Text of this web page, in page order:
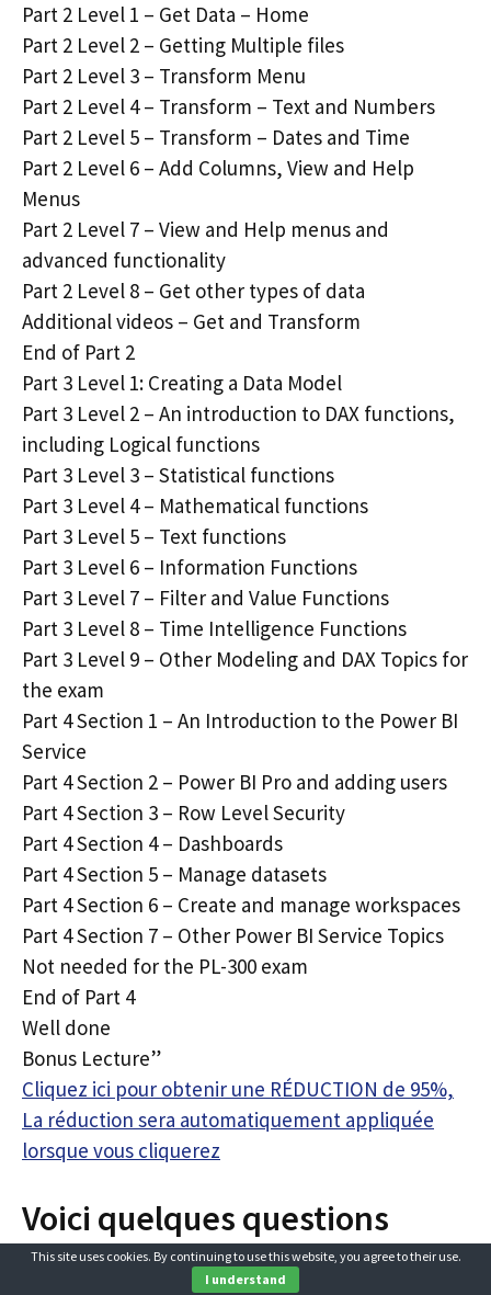
Part 2 Level 1 – Get Data – Home
Part 2 Level 2 – Getting Multiple files
Part 2 Level 3 – Transform Menu
Part 2 Level 4 – Transform – Text and Numbers
Part 2 Level 5 – Transform – Dates and Time
Part 2 Level 6 – Add Columns, View and Help
Menus
Part 2 Level 7 – View and Help menus and
advanced functionality
Part 2 Level 8 – Get other types of data
Additional videos – Get and Transform
End of Part 2
Part 3 Level 1: Creating a Data Model
Part 3 Level 2 – An introduction to DAX functions,
including Logical functions
Part 3 Level 3 – Statistical functions
Part 3 Level 4 – Mathematical functions
Part 3 Level 5 – Text functions
Part 3 Level 6 – Information Functions
Part 3 Level 7 – Filter and Value Functions
Part 3 Level 8 – Time Intelligence Functions
Part 3 Level 9 – Other Modeling and DAX Topics for
the exam
Part 4 Section 1 – An Introduction to the Power BI
Service
Part 4 Section 2 – Power BI Pro and adding users
Part 4 Section 3 – Row Level Security
Part 4 Section 4 – Dashboards
Part 4 Section 5 – Manage datasets
Part 4 Section 6 – Create and manage workspaces
Part 4 Section 7 – Other Power BI Service Topics
Not needed for the PL-300 exam
End of Part 4
Well done
Bonus Lecture”
Cliquez ici pour obtenir une RÉDUCTION de 95%,
La réduction sera automatiquement appliquée
lorsque vous cliquerez
Voici quelques questions
fréquemment posées sur
This site uses cookies. By continuing to use this website, you agree to their use.
I understand